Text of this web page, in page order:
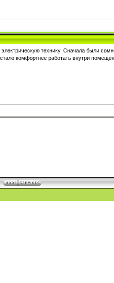
технику. Сначала были
стало комфортнее работать внутри